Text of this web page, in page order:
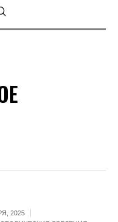
2025